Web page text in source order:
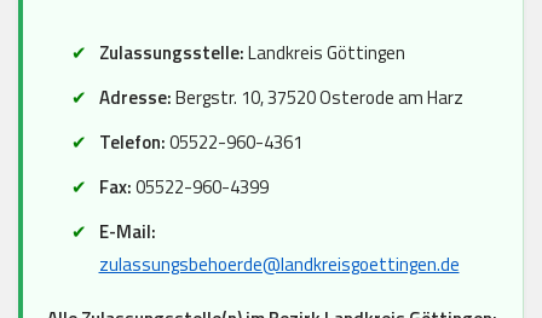
Zulassungsstelle:Landkreis Göttingen
Adresse:Bergstr. 10, 37520 Osterode am Harz
Telefon:05522-960-4361
Fax:05522-960-4399
E-Mail:
zulassungsbehoerde@landkreisgoettingen.de